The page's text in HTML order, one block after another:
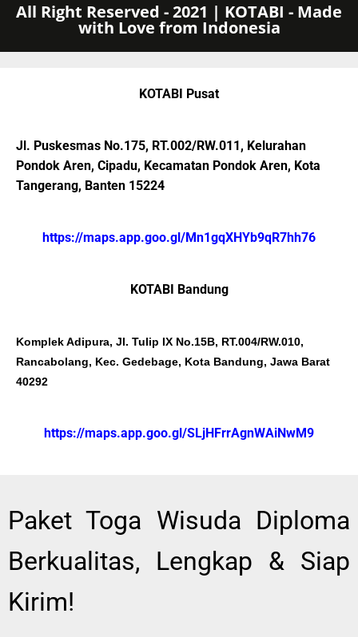
All Right Reserved - 2021 | KOTABI - Made
with Love from Indonesia
KOTABI Pusat
Jl. Puskesmas No.175, RT.002/RW.011, Kelurahan
Pondok Aren, Cipadu, Kecamatan Pondok Aren, Kota
Tangerang, Banten 15224
https://maps.app.goo.gl/Mn1gqXHYb9qR7hh76
KOTABI Bandung
Komplek Adipura, Jl. Tulip IX No.15B, RT.004/RW.010,
Rancabolang, Kec. Gedebage, Kota Bandung, Jawa Barat
40292
https://maps.app.goo.gl/SLjHFrrAgnWAiNwM9
Paket Toga Wisuda Diploma
Berkualitas, Lengkap & Siap
Kirim!